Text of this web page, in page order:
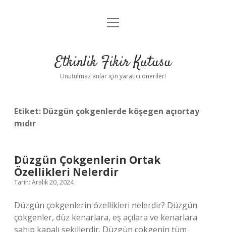
Anasayfa
Yasal Uyarı
menüyü
Etkinlik Fikir Kutusu
Unutulmaz anlar için yaratıcı öneriler!
Etiket: Düzgün çokgenlerde köşegen açıortay
mıdır
Düzgün Çokgenlerin Ortak
Özellikleri Nelerdir
Tarih: Aralık 20, 2024
Düzgün çokgenlerin özellikleri nelerdir? Düzgün
çokgenler, düz kenarlara, eş açılara ve kenarlara
sahip kapalı şekillerdir. Düzgün çokgenin tüm